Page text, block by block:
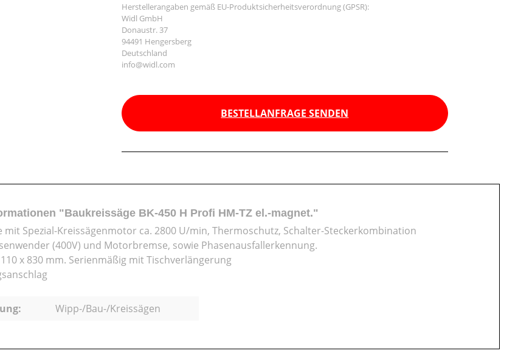
Herstellerangaben gemäß EU-Produktsicherheitsverordnung (GPSR):
Widl GmbH
Donaustr. 37
94491 Hengersberg
Deutschland
info@widl.com
BESTELLANFRAGE SENDEN
"Baukreissäge BK-450 H Profi HM-TZ el.-magnet."
mit Spezial-Kreissägenmotor ca. 2800 U/min, Thermoschutz, Schalter-Steckerkombination
(400V) und Motorbremse, sowie Phasenausfallerkennung.
x 830 mm. Serienmäßig mit Tischverlängerung
Wipp-/Bau-/Kreissägen